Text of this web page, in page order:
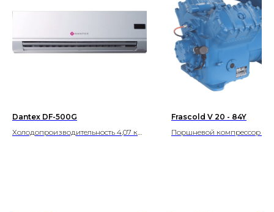
Dantex DF-500G
Холодопроизводительность 4,07 кВт
Frascold V 20 - 84Y
Поршневой компрессор